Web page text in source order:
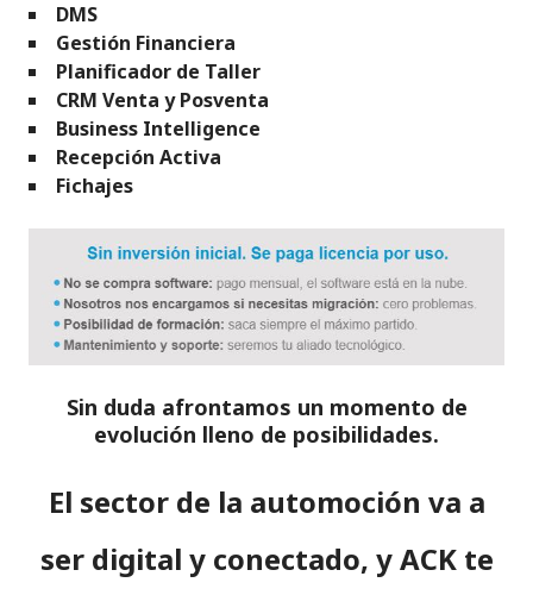
DMS
Gestión Financiera
Planificador de Taller
CRM Venta y Posventa
Business Intelligence
Recepción Activa
Fichajes
Sin duda afrontamos un momento de
evolución lleno de posibilidades.
El sector de la automoción va a
ser digital y conectado, y ACK te